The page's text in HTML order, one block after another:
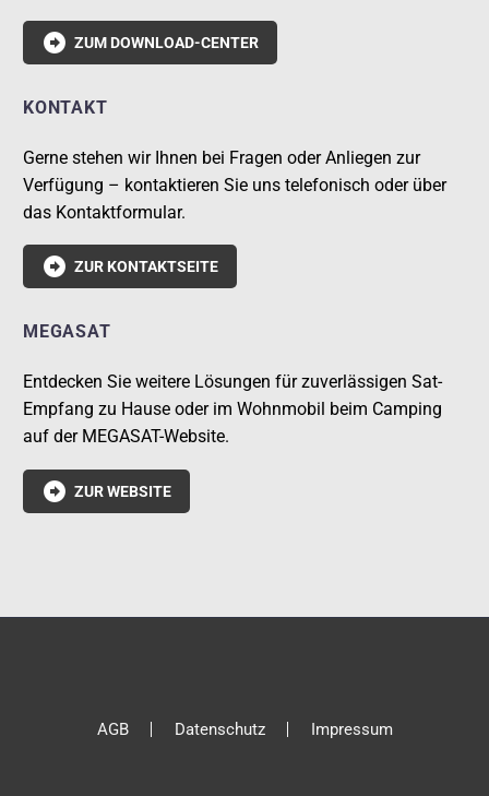
 ZUM DOWNLOAD-CENTER
KONTAKT
Gerne stehen wir Ihnen bei Fragen oder Anliegen zur
Verfügung – kontaktieren Sie uns telefonisch oder über
das Kontaktformular.
 ZUR KONTAKTSEITE
MEGASAT
Entdecken Sie weitere Lösungen für zuverlässigen Sat-
Empfang zu Hause oder im Wohnmobil beim Camping
auf der MEGASAT-Website.
 ZUR WEBSITE
AGB Datenschutz Impressum